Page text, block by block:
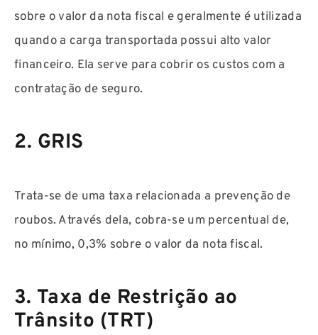
sobre o valor da nota fiscal e geralmente é utilizada
quando a carga transportada possui alto valor
financeiro. Ela serve para cobrir os custos com a
contratação de seguro.
2. GRIS
Trata-se de uma taxa relacionada a prevenção de
roubos. Através dela, cobra-se um percentual de,
no mínimo, 0,3% sobre o valor da nota fiscal.
3. Taxa de Restrição ao
Trânsito (TRT)